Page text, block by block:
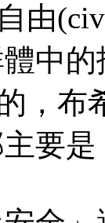
由
中
，布
要